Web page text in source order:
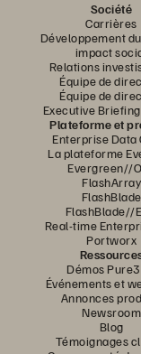
Société
Carrières
Développement
impact
Relations
Équipe de
Équipe de
Executive
Plateforme et
Enterprise Data
La plateforme
Evergreen//
FlashArray
FlashBlade
FlashBlade//
Real-time
Portworx
Démos
Événements et
Annonces
Newsroom
Blog
Témoignages